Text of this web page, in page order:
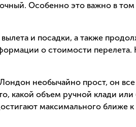
Особенно это важно в том
и посадки, а также
о стоимости перелета.
необычайно прост, он
какой объем ручной клади или
максимального ближе